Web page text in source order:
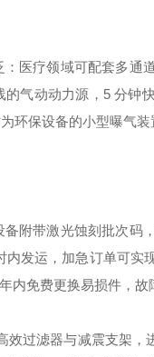
医疗领域可配套多通
气动动力源，5 分钟
环保设备的小型曝气装
附带激光蚀刻批次码
发运，加急订单可
免费更换易损件，故
过滤器与减震支架